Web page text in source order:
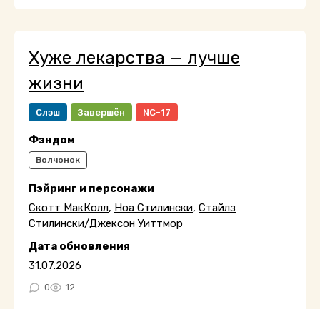
Хуже лекарства — лучше
жизни
Слэш Завершён NC-17
Фэндом
Волчонок
Пэйринг и персонажи
Скотт МакКолл, Ноа Стилински, Стайлз
Стилински/Джексон Уиттмор
Дата обновления
31.07.2026
0 12